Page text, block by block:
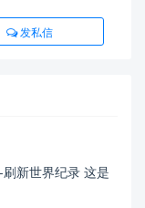
发私信
新世界纪录 这是